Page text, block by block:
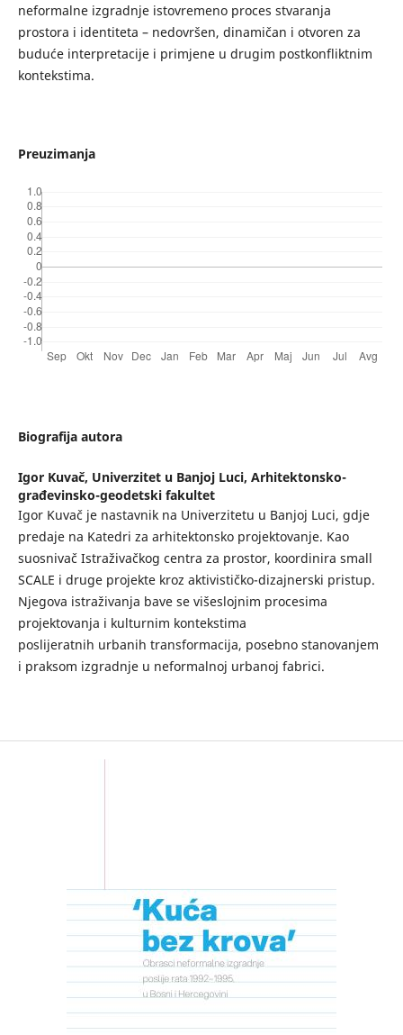
neformalne izgradnje istovremeno proces stvaranja
prostora i identiteta – nedovršen, dinamičan i otvoren za
buduće interpretacije i primjene u drugim postkonfliktnim
kontekstima.
Preuzimanja
Biografija autora
Igor Kuvač, Univerzitet u Banjoj Luci, Arhitektonsko-
građevinsko-geodetski fakultet
Igor Kuvač je nastavnik na Univerzitetu u Banjoj Luci, gdje
predaje na Katedri za arhitektonsko projektovanje. Kao
suosnivač Istraživačkog centra za prostor, koordinira small
SCALE i druge projekte kroz aktivističko-dizajnerski pristup.
Njegova istraživanja bave se višeslojnim procesima
projektovanja i kulturnim kontekstima
poslijeratnih urbanih transformacija, posebno stanovanjem
i praksom izgradnje u neformalnoj urbanoj fabrici.